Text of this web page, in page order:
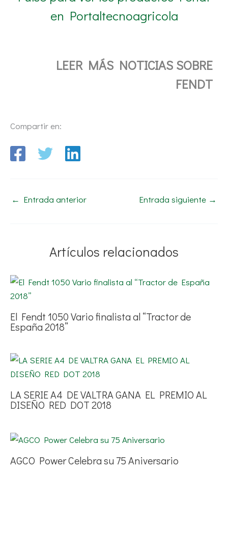
en Portaltecnoagricola
LEER MÁS NOTICIAS SOBRE
FENDT
Compartir en:
← Entrada anterior Entrada siguiente →
Artículos relacionados
El Fendt 1050 Vario finalista al “Tractor de
España 2018”
LA SERIE A4 DE VALTRA GANA EL PREMIO AL
DISEÑO RED DOT 2018
AGCO Power Celebra su 75 Aniversario